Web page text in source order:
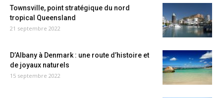
Townsville, point stratégique du nord
tropical Queensland
21 septembre 2022
D’Albany à Denmark : une route d’histoire et
de joyaux naturels
15 septembre 2022